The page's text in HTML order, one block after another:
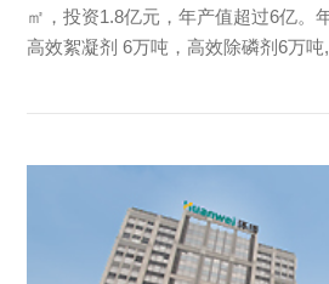
㎡，投资1.8亿元，年产值超过6亿。
高效絮凝剂 6万吨，高效除磷剂6万吨,